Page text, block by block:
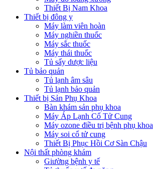
Thiết Bị Nam Khoa
Thiết bị đông y
Máy làm viên hoàn
Máy nghiền thuốc
Máy sắc thuốc
Máy thái thuốc
Tủ sấy dược liệu
Tủ bảo quản
Tủ lạnh âm sâu
Tủ lạnh bảo quản
Thiết bị Sản Phụ Khoa
Bàn khám sản phụ khoa
Máy Áp Lạnh Cổ Tử Cung
Máy ozone điều trị bệnh phụ khoa
Máy soi cổ tử cung
Thiết Bị Phục Hồi Cơ Sàn Chậu
Nội thất phòng khám
Giường bệnh y tế